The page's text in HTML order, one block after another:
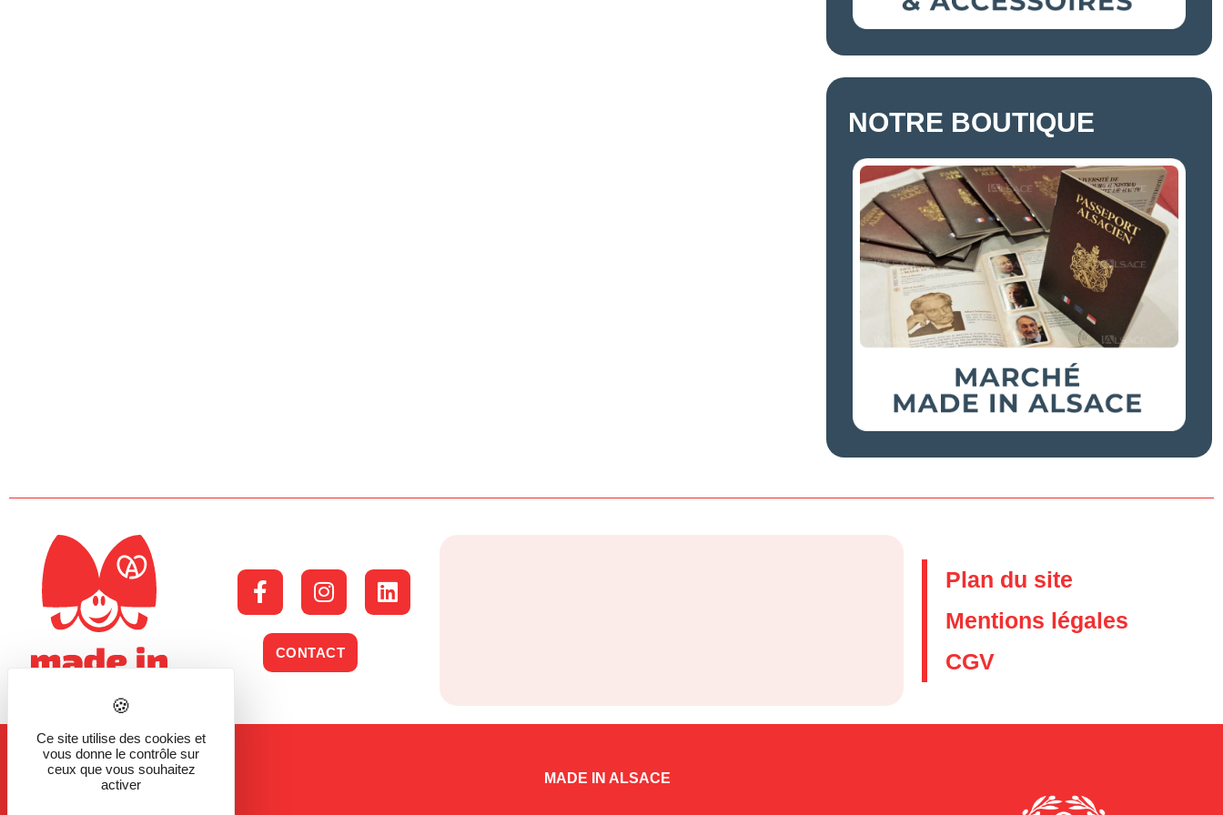
NOTRE BOUTIQUE
CONTACT
Plan du site
Mentions légales
CGV
MADE IN ALSACE
Ce site utilise des cookies et
vous donne le contrôle sur
ceux que vous souhaitez
activer